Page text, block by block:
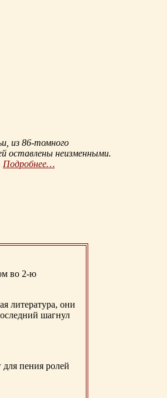
из 86-томного
оставлены неизменными.
Подробнее…
во 2-ю
литература, они
шагнул
пения ролей